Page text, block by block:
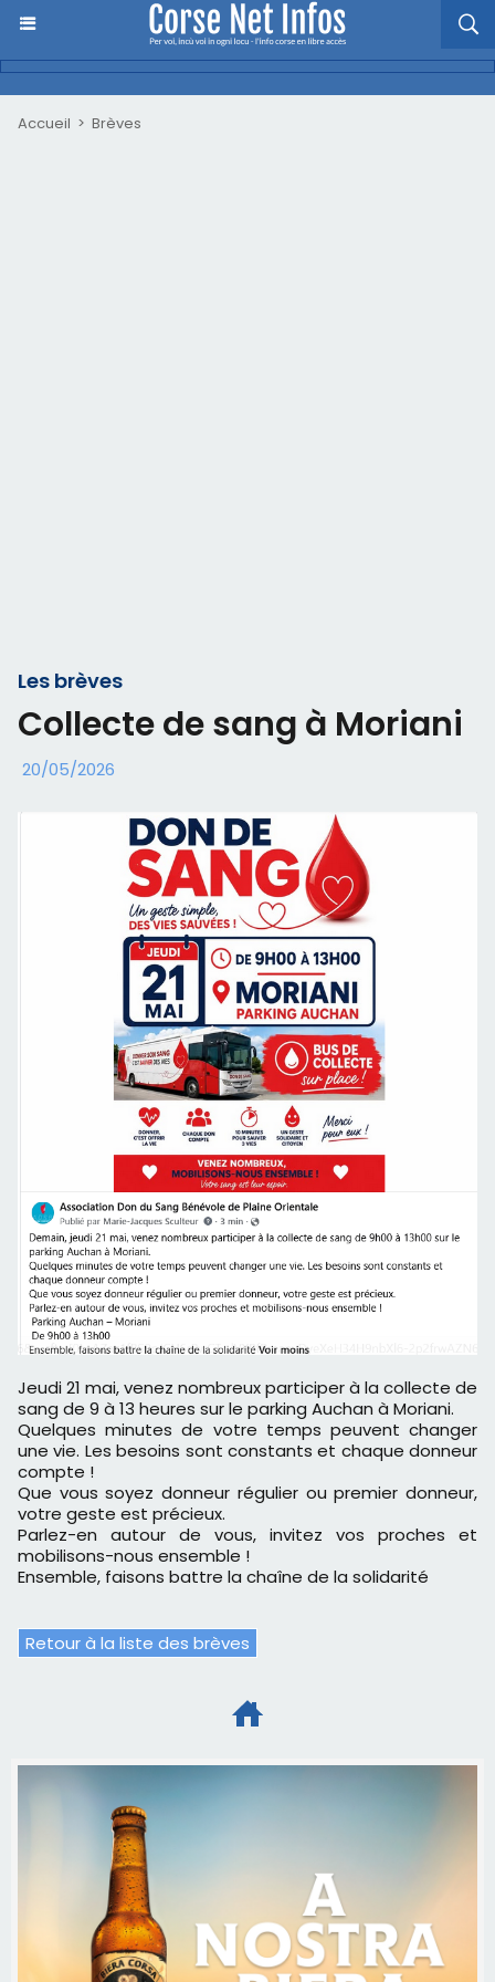
Accueil > Brèves
Les brèves
Collecte de sang à Moriani
20/05/2026
Jeudi 21 mai, venez nombreux participer à la collecte de
sang de 9 à 13 heures sur le parking Auchan à Moriani.
Quelques minutes de votre temps peuvent changer
une vie. Les besoins sont constants et chaque donneur
compte !
Que vous soyez donneur régulier ou premier donneur,
votre geste est précieux.
Parlez-en autour de vous, invitez vos proches et
mobilisons-nous ensemble !
Ensemble, faisons battre la chaîne de la solidarité
Retour à la liste des brèves